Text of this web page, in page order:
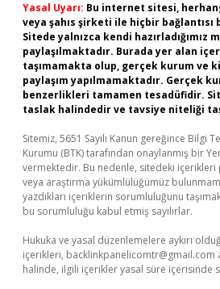
Yasal Uyarı: Bu internet sitesi,
veya şahıs şirketi ile hiçbir bağlantısı
Sitede yalnızca kendi hazırladığımız
paylaşılmaktadır. Burada yer alan
taşımamakta olup, gerçek kurum ve
paylaşım yapılmamaktadır. Gerçek
benzerlikleri tamamen tesadüfidir.
taslak halindedir ve tavsiye niteliği
Sitemiz, 5651 Sayılı Kanun gereğince Bilgi
Kurumu (BTK) tarafından onaylanmış bir
vermektedir. Bu nedenle, sitedeki
veya araştırma yükümlülüğümüz
yazdıkları içeriklerin sorumluluğunu
bu sorumluluğu kabul etmiş sayılırlar.
Hukuka ve yasal düzenlemelere aykırı
içerikleri, backlinkpanelicomtr@gmail.com
halinde, ilgili içerikler yasal süre içerisinde